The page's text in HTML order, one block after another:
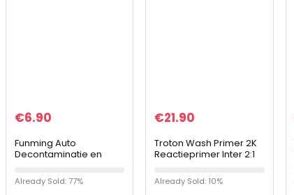
€6.90
Funming Auto
Decontaminatie en
Remover Gebruikelijke
Auto Schoonmakende
Already Sold: 77%
€21.90
Troton Wash Primer 2K
Reactieprimer Inter 2:1
l
Already Sold: 10%